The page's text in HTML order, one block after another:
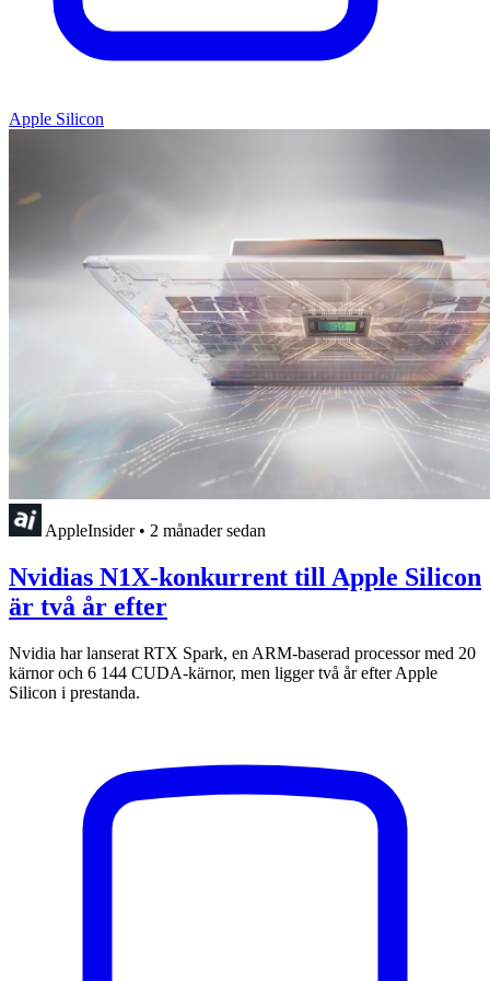
Apple Silicon
AppleInsider • 2 månader sedan
Nvidias N1X-konkurrent till Apple Silicon
är två år efter
Nvidia har lanserat RTX Spark, en ARM-baserad processor med 20
kärnor och 6 144 CUDA-kärnor, men ligger två år efter Apple
Silicon i prestanda.